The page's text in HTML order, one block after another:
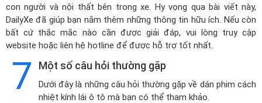
con người và nội thất bên trong xe. Hy vọng qua bài viết này,
DailyXe đã giúp bạn nắm thêm những thông tin hữu ích. Nếu còn
bất cứ thắc mắc nào cần được giải đáp, vui lòng truy cập
website hoặc liên hệ hotline để được hỗ trợ tốt nhất.
7 Một số câu hỏi thường gặp
Dưới đây là những câu hỏi thường gặp về dán phim cách
nhiệt kính lái ô tô mà bạn có thể tham khảo.